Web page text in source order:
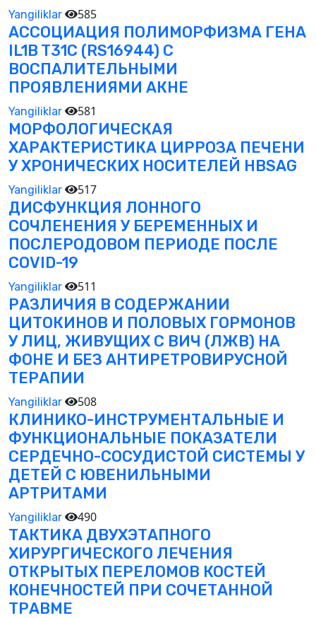
Yangiliklar 585
АССОЦИАЦИЯ ПОЛИМОРФИЗМА ГЕНА
IL1B T31C (RS16944) С
ВОСПАЛИТЕЛЬНЫМИ
ПРОЯВЛЕНИЯМИ АКНЕ
Yangiliklar 581
МОРФОЛОГИЧЕСКАЯ
ХАРАКТЕРИСТИКА ЦИРРОЗА ПЕЧЕНИ
У ХРОНИЧЕСКИХ НОСИТЕЛЕЙ HBSAG
Yangiliklar 517
ДИСФУНКЦИЯ ЛОННОГО
СОЧЛЕНЕНИЯ У БЕРЕМЕННЫХ И
ПОСЛЕРОДОВОМ ПЕРИОДЕ ПОСЛЕ
COVID-19
Yangiliklar 511
РАЗЛИЧИЯ В СОДЕРЖАНИИ
ЦИТОКИНОВ И ПОЛОВЫХ ГОРМОНОВ
У ЛИЦ, ЖИВУЩИХ С ВИЧ (ЛЖВ) НА
ФОНЕ И БЕЗ АНТИРЕТРОВИРУСНОЙ
ТЕРАПИИ
Yangiliklar 508
КЛИНИКО-ИНСТРУМЕНТАЛЬНЫЕ И
ФУНКЦИОНАЛЬНЫЕ ПОКАЗАТЕЛИ
СЕРДЕЧНО-СОСУДИСТОЙ СИСТЕМЫ У
ДЕТЕЙ С ЮВЕНИЛЬНЫМИ
АРТРИТАМИ
Yangiliklar 490
ТАКТИКА ДВУХЭТАПНОГО
ХИРУРГИЧЕСКОГО ЛЕЧЕНИЯ
ОТКРЫТЫХ ПЕРЕЛОМОВ КОСТЕЙ
КОНЕЧНОСТЕЙ ПРИ СОЧЕТАННОЙ
ТРАВМЕ